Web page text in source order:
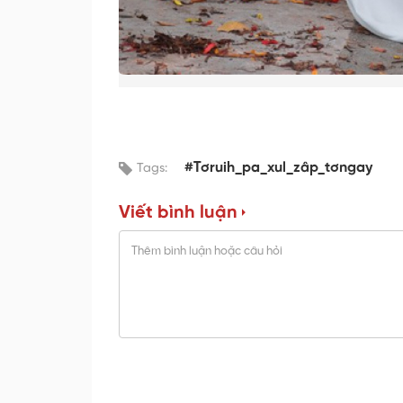
Tags: #Tơruih_pa_xul_zâp_tơngay
Viết bình luận